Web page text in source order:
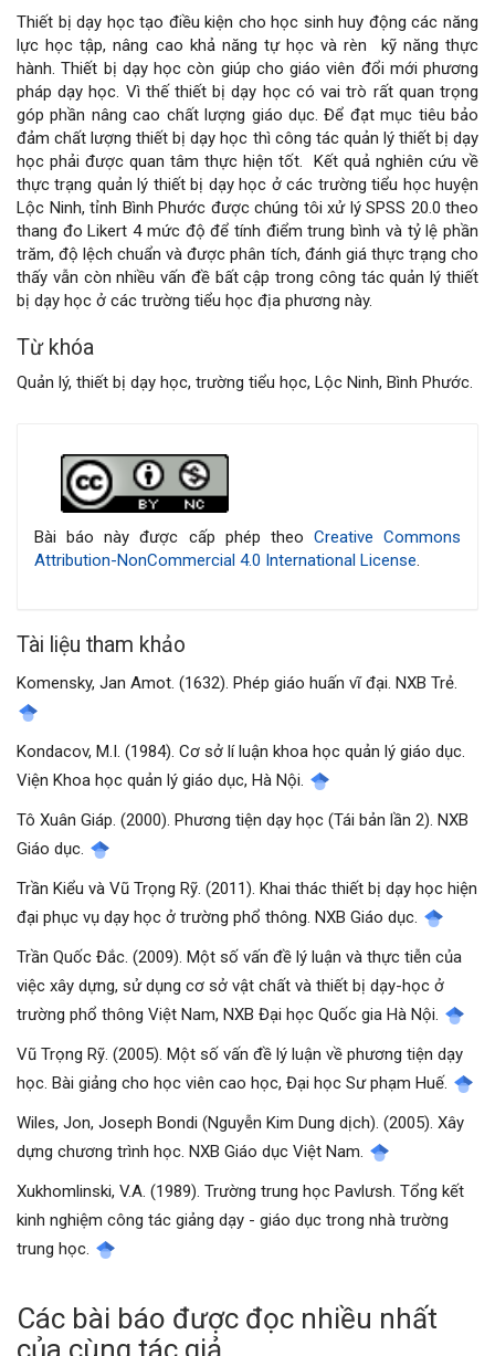
dung
chính
của
bài
viết
Thiết bị dạy học tạo điều kiện cho học sinh huy động các năng
lực học tập, nâng cao khả năng tự học và rèn kỹ năng thực
hành. Thiết bị dạy học còn giúp cho giáo viên đổi mới phương
pháp dạy học. Vì thế thiết bị dạy học có vai trò rất quan trọng
góp phần nâng cao chất lượng giáo dục. Để đạt mục tiêu bảo
đảm chất lượng thiết bị dạy học thì công tác quản lý thiết bị dạy
học phải được quan tâm thực hiện tốt.
Kết quả nghiên cứu về
thực trạng quản lý thiết bị dạy học ở các trường tiểu học huyện
Lộc Ninh, tỉnh Bình Phước được chúng tôi xử lý SPSS 20.0 theo
thang đo Likert 4 mức độ để tính điểm trung bình và tỷ lệ phần
trăm, độ lệch chuẩn và được phân tích, đánh giá thực trạng cho
thấy vẫn còn nhiều vấn đề bất cập trong công tác quản lý thiết
bị dạy học ở các trường tiểu học địa phương này.
Từ khóa
Quản lý, thiết bị dạy học, trường tiểu học, Lộc Ninh, Bình Phước.
bài
Bài báo này được cấp phép theo Creative Commons
Attribution-NonCommercial 4.0 International License.
Tài liệu tham khảo
Komensky, Jan Amot. (1632). Phép giáo huấn vĩ đại. NXB Trẻ.
Kondacov, M.I. (1984). Cơ sở lí luận khoa học quản lý giáo dục.
Viện Khoa học quản lý giáo dục, Hà Nội.
Tô Xuân Giáp. (2000). Phương tiện dạy học (Tái bản lần 2). NXB
Giáo dục.
Trần Kiểu và Vũ Trọng Rỹ. (2011). Khai thác thiết bị dạy học hiện
đại phục vụ dạy học ở trường phổ thông. NXB Giáo dục.
Trần Quốc Đắc. (2009). Một số vấn đề lý luận và thực tiễn của
việc xây dựng, sử dụng cơ sở vật chất và thiết bị dạy-học ở
trường phổ thông Việt Nam, NXB Đại học Quốc gia Hà Nội.
Vũ Trọng Rỹ. (2005). Một số vấn đề lý luận về phương tiện dạy
học. Bài giảng cho học viên cao học, Đại học Sư phạm Huế.
Wiles, Jon, Joseph Bondi (Nguyễn Kim Dung dịch). (2005). Xây
dựng chương trình học. NXB Giáo dục Việt Nam.
Xukhomlinski, V.A. (1989). Trường trung học Pavlưsh. Tổng kết
kinh nghiệm công tác giảng dạy - giáo dục trong nhà trường
trung học.
Các bài báo được đọc nhiều nhất
của cùng tác giả